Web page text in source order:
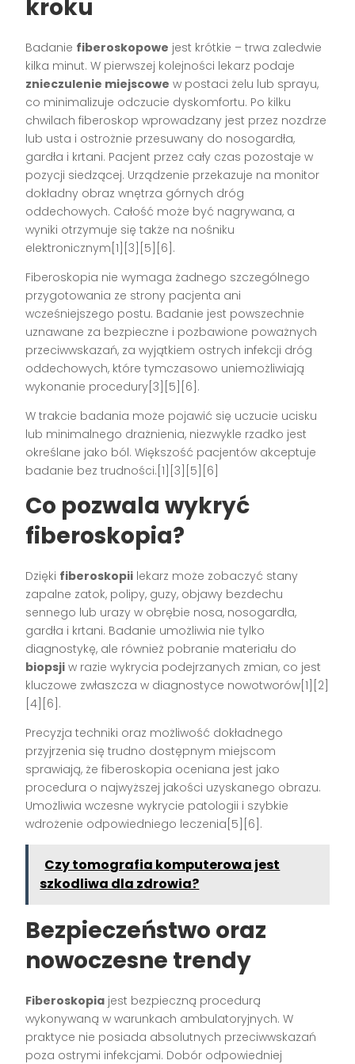
kroku
Badanie fiberoskopowe jest krótkie – trwa zaledwie
kilka minut. W pierwszej kolejności lekarz podaje
znieczulenie miejscowe w postaci żelu lub sprayu,
co minimalizuje odczucie dyskomfortu. Po kilku
chwilach fiberoskop wprowadzany jest przez nozdrze
lub usta i ostrożnie przesuwany do nosogardła,
gardła i krtani. Pacjent przez cały czas pozostaje w
pozycji siedzącej. Urządzenie przekazuje na monitor
dokładny obraz wnętrza górnych dróg
oddechowych. Całość może być nagrywana, a
wyniki otrzymuje się także na nośniku
elektronicznym[1][3][5][6].
Fiberoskopia nie wymaga żadnego szczególnego
przygotowania ze strony pacjenta ani
wcześniejszego postu. Badanie jest powszechnie
uznawane za bezpieczne i pozbawione poważnych
przeciwwskazań, za wyjątkiem ostrych infekcji dróg
oddechowych, które tymczasowo uniemożliwiają
wykonanie procedury[3][5][6].
W trakcie badania może pojawić się uczucie ucisku
lub minimalnego drażnienia, niezwykle rzadko jest
określane jako ból. Większość pacjentów akceptuje
badanie bez trudności.[1][3][5][6]
Co pozwala wykryć
fiberoskopia?
Dzięki fiberoskopii lekarz może zobaczyć stany
zapalne zatok, polipy, guzy, objawy bezdechu
sennego lub urazy w obrębie nosa, nosogardła,
gardła i krtani. Badanie umożliwia nie tylko
diagnostykę, ale również pobranie materiału do
biopsji w razie wykrycia podejrzanych zmian, co jest
kluczowe zwłaszcza w diagnostyce nowotworów[1][2]
[4][6].
Precyzja techniki oraz możliwość dokładnego
przyjrzenia się trudno dostępnym miejscom
sprawiają, że fiberoskopia oceniana jest jako
procedura o najwyższej jakości uzyskanego obrazu.
Umożliwia wczesne wykrycie patologii i szybkie
wdrożenie odpowiedniego leczenia[5][6].
Czy tomografia komputerowa jest
szkodliwa dla zdrowia?
Bezpieczeństwo oraz
nowoczesne trendy
Fiberoskopia jest bezpieczną procedurą
wykonywaną w warunkach ambulatoryjnych. W
praktyce nie posiada absolutnych przeciwwskazań
poza ostrymi infekcjami. Dobór odpowiedniej